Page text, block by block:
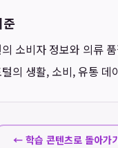
준
의 소비자 정보와 의류
의 생활, 소비, 유통 데
← 학습 콘텐츠로 돌아가